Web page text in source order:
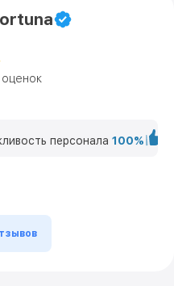
персонала 100%